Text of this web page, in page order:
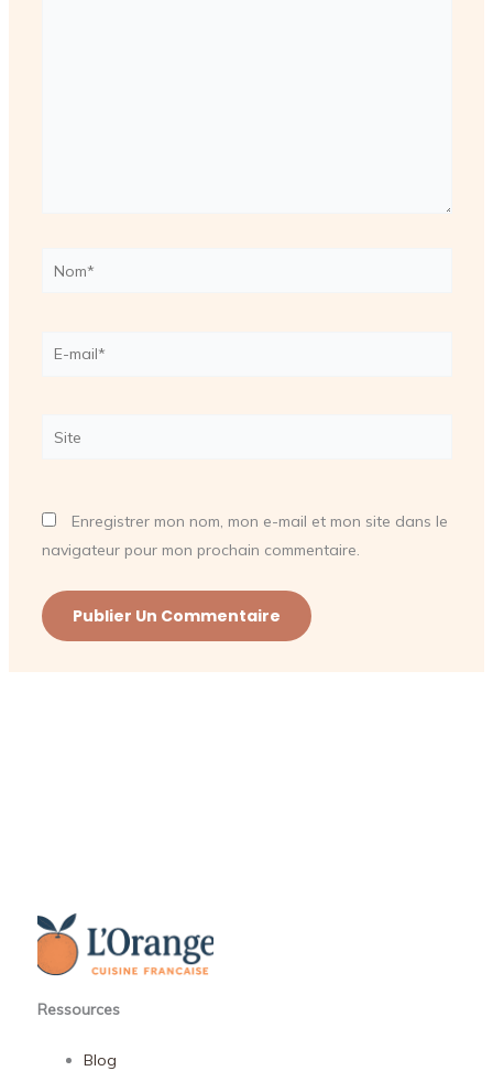
Nom*
E-
Site
Enregistrer mon nom, mon e-mail et mon site dans le
navigateur pour mon prochain commentaire.
Ressources
Blog